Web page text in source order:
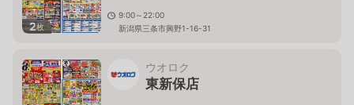
2枚
9:00～22:00
新潟県三条市興野1-16-31
ウオロク
東新保店